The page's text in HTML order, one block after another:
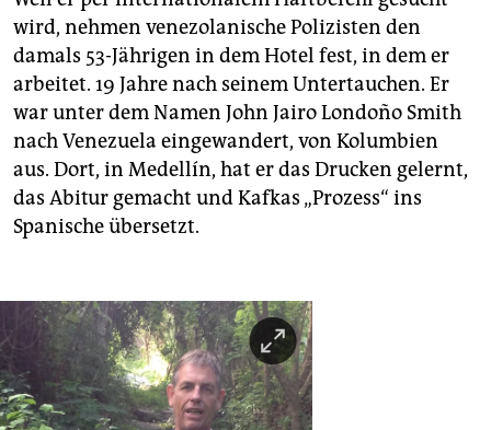
wird, nehmen venezolanische Polizisten den
damals 53-Jährigen in dem Hotel fest, in dem er
arbeitet. 19 Jahre nach seinem Untertauchen. Er
war unter dem Namen John Jairo Londoño Smith
nach Venezuela eingewandert, von Kolumbien
aus. Dort, in Medellín, hat er das Drucken gelernt,
das Abitur gemacht und Kafkas „Prozess“ ins
Spanische übersetzt.